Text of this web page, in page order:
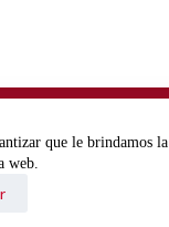
que le brindamos la
web.